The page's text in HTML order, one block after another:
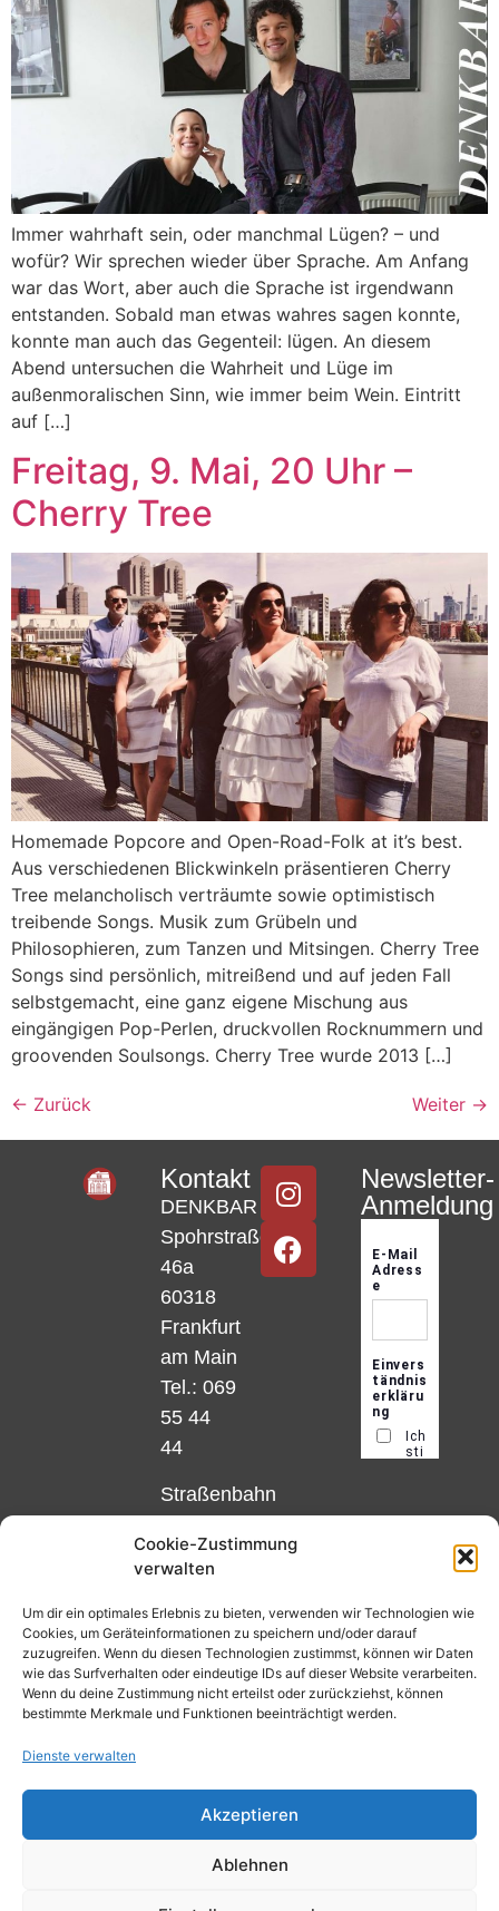
Cookie-Zustimmung
verwalten
Um dir ein optimales Erlebnis zu bieten, verwenden wir Technologien wie
Cookies, um Geräteinformationen zu speichern und/oder darauf
zuzugreifen. Wenn du diesen Technologien zustimmst, können wir Daten
wie das Surfverhalten oder eindeutige IDs auf dieser Website verarbeiten.
Wenn du deine Zustimmung nicht erteilst oder zurückziehst, können
bestimmte Merkmale und Funktionen beeinträchtigt werden.
Dienste verwalten
Akzeptieren
Ablehnen
Immer wahrhaft sein, oder manchmal Lügen? – und
wofür? Wir sprechen wieder über Sprache. Am Anfang
war das Wort, aber auch die Sprache ist irgendwann
entstanden. Sobald man etwas wahres sagen konnte,
konnte man auch das Gegenteil: lügen. An diesem
Abend untersuchen die Wahrheit und Lüge im
außenmoralischen Sinn, wie immer beim Wein. Eintritt
auf […]
Freitag, 9. Mai, 20 Uhr –
Cherry Tree
Homemade Popcore and Open-Road-Folk at it’s best.
Aus verschiedenen Blickwinkeln präsentieren Cherry
Tree melancholisch verträumte sowie optimistisch
treibende Songs. Musik zum Grübeln und
Philosophieren, zum Tanzen und Mitsingen. Cherry Tree
Songs sind persönlich, mitreißend und auf jeden Fall
selbstgemacht, eine ganz eigene Mischung aus
eingängigen Pop-Perlen, druckvollen Rocknummern und
groovenden Soulsongs. Cherry Tree wurde 2013 […]
← Zurück Weiter →
Kontakt
DENKBAR
Spohrstraße
46a
60318
Frankfurt
am Main
Tel.: 069
55 44
44
Straßenbahn
und 12,
Matthias-
Beltz-
Platz
oder
Haltestelle
Nibelungenplatz/FH
Newsletter-
Anmeldung